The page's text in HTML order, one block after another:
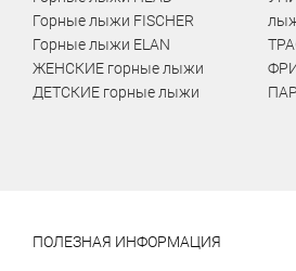
Горные лыжи FISCHER
Горные лыжи ELAN
ЖЕНСКИЕ горные лыжи
ДЕТСКИЕ горные лыжи
ПОЛЕЗНАЯ ИНФОРМАЦИЯ